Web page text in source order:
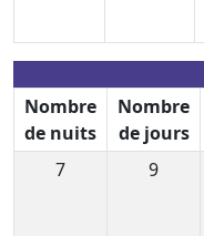
Nombre
de nuits
Nombre
de jours
7
9